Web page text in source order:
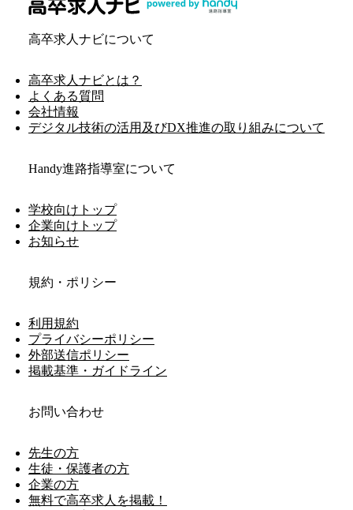
高卒求人ナビについて
高卒求人ナビとは？
よくある質問
会社情報
デジタル技術の活用及びDX推進の取り組みについて
Handy進路指導室について
学校向けトップ
企業向けトップ
お知らせ
規約・ポリシー
利用規約
プライバシーポリシー
外部送信ポリシー
掲載基準・ガイドライン
お問い合わせ
先生の方
生徒・保護者の方
企業の方
無料で高卒求人を掲載！